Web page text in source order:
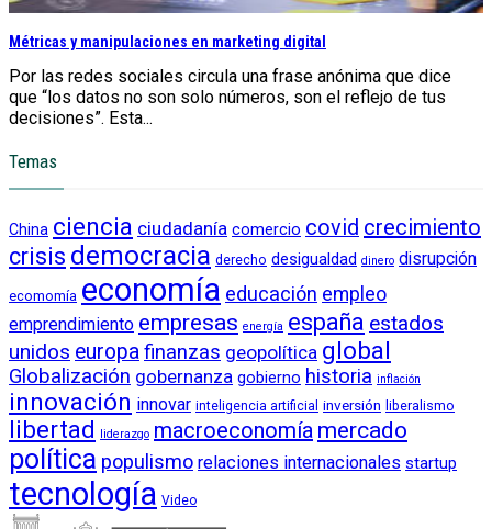
Métricas y manipulaciones en marketing digital
Por las redes sociales circula una frase anónima que dice
que “los datos no son solo números, son el reflejo de tus
decisiones”. Esta...
Temas
China ciencia ciudadanía comercio covid crecimiento
crisis democracia derecho desigualdad dinero disrupción
ecomomía economía educación empleo
emprendimiento empresas energía españa estados
unidos europafinanzas geopolítica global
Globalización gobernanza gobierno historia inflación
innovación innovar inteligencia artificial inversión liberalismo
libertad liderazgo macroeconomía mercado
política populismo relaciones internacionales startup
tecnología Video